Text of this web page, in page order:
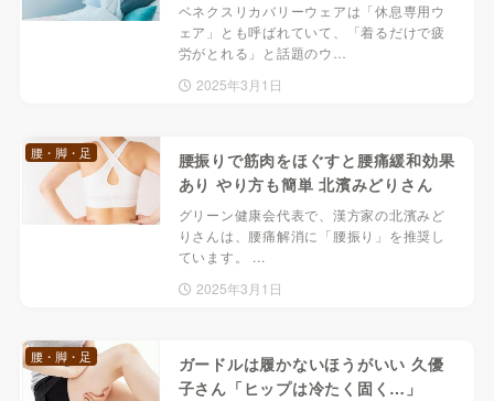
ベネクスリカバリーウェアは「休息専用ウ
ェア」とも呼ばれていて、「着るだけで疲
労がとれる」と話題のウ…
2025年3月1日
腰振りで筋肉をほぐすと腰痛緩和効果
あり やり方も簡単 北濱みどりさん
グリーン健康会代表で、漢方家の北濱みど
りさんは、腰痛解消に「腰振り」を推奨し
ています。 ...
2025年3月1日
腰・脚・足
ガードルは履かないほうがいい 久優
子さん「ヒップは冷たく固く…」
腰・脚・足